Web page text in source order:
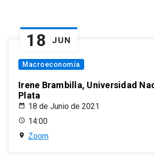
18 JUN
Macroeconomía
Irene Brambilla, Universidad
Plata
18 de Junio de 2021
14:00
Zoom